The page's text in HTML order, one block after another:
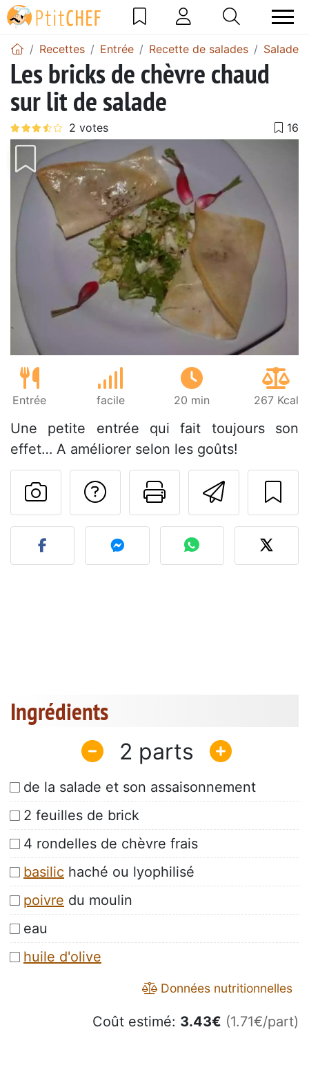
Recettes Entrée Recette de salades Salade
Les bricks de chèvre chaud
sur lit de salade
Entrée facile 20 min 267 Kcal
Une petite entrée qui fait toujours son
effet… A améliorer selon les goûts!
Imprimer
Poser une
Publier votre photo de
Ingrédients
2
de la salade et son assaisonnement
2 feuilles de brick
4 rondelles de chèvre frais
basilic haché ou lyophilisé
poivre du moulin
eau
huile d'olive
Données nutritionnelles
Coût estimé: 3.43€ (1.71€/part)